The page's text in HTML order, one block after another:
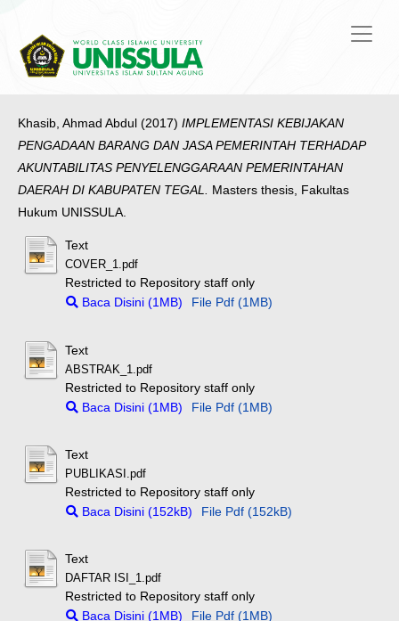
Khasib, Ahmad Abdul (2017) IMPLEMENTASI KEBIJAKAN
PENGADAAN BARANG DAN JASA PEMERINTAH TERHADAP
AKUNTABILITAS PENYELENGGARAAN PEMERINTAHAN
DAERAH DI KABUPATEN TEGAL. Masters thesis, Fakultas
Hukum UNISSULA.
Text
COVER_1.pdf
Restricted to Repository staff only
Baca Disini (1MB)
File Pdf (1MB)
Text
ABSTRAK_1.pdf
Restricted to Repository staff only
Baca Disini (1MB)
File Pdf (1MB)
Text
PUBLIKASI.pdf
Restricted to Repository staff only
Baca Disini (152kB)
File Pdf (152kB)
Text
DAFTAR ISI_1.pdf
Restricted to Repository staff only
Baca Disini (1MB)
File Pdf (1MB)